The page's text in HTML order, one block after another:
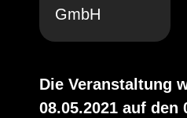
GmbH
Die Veranstaltung
08.05.2021 auf den